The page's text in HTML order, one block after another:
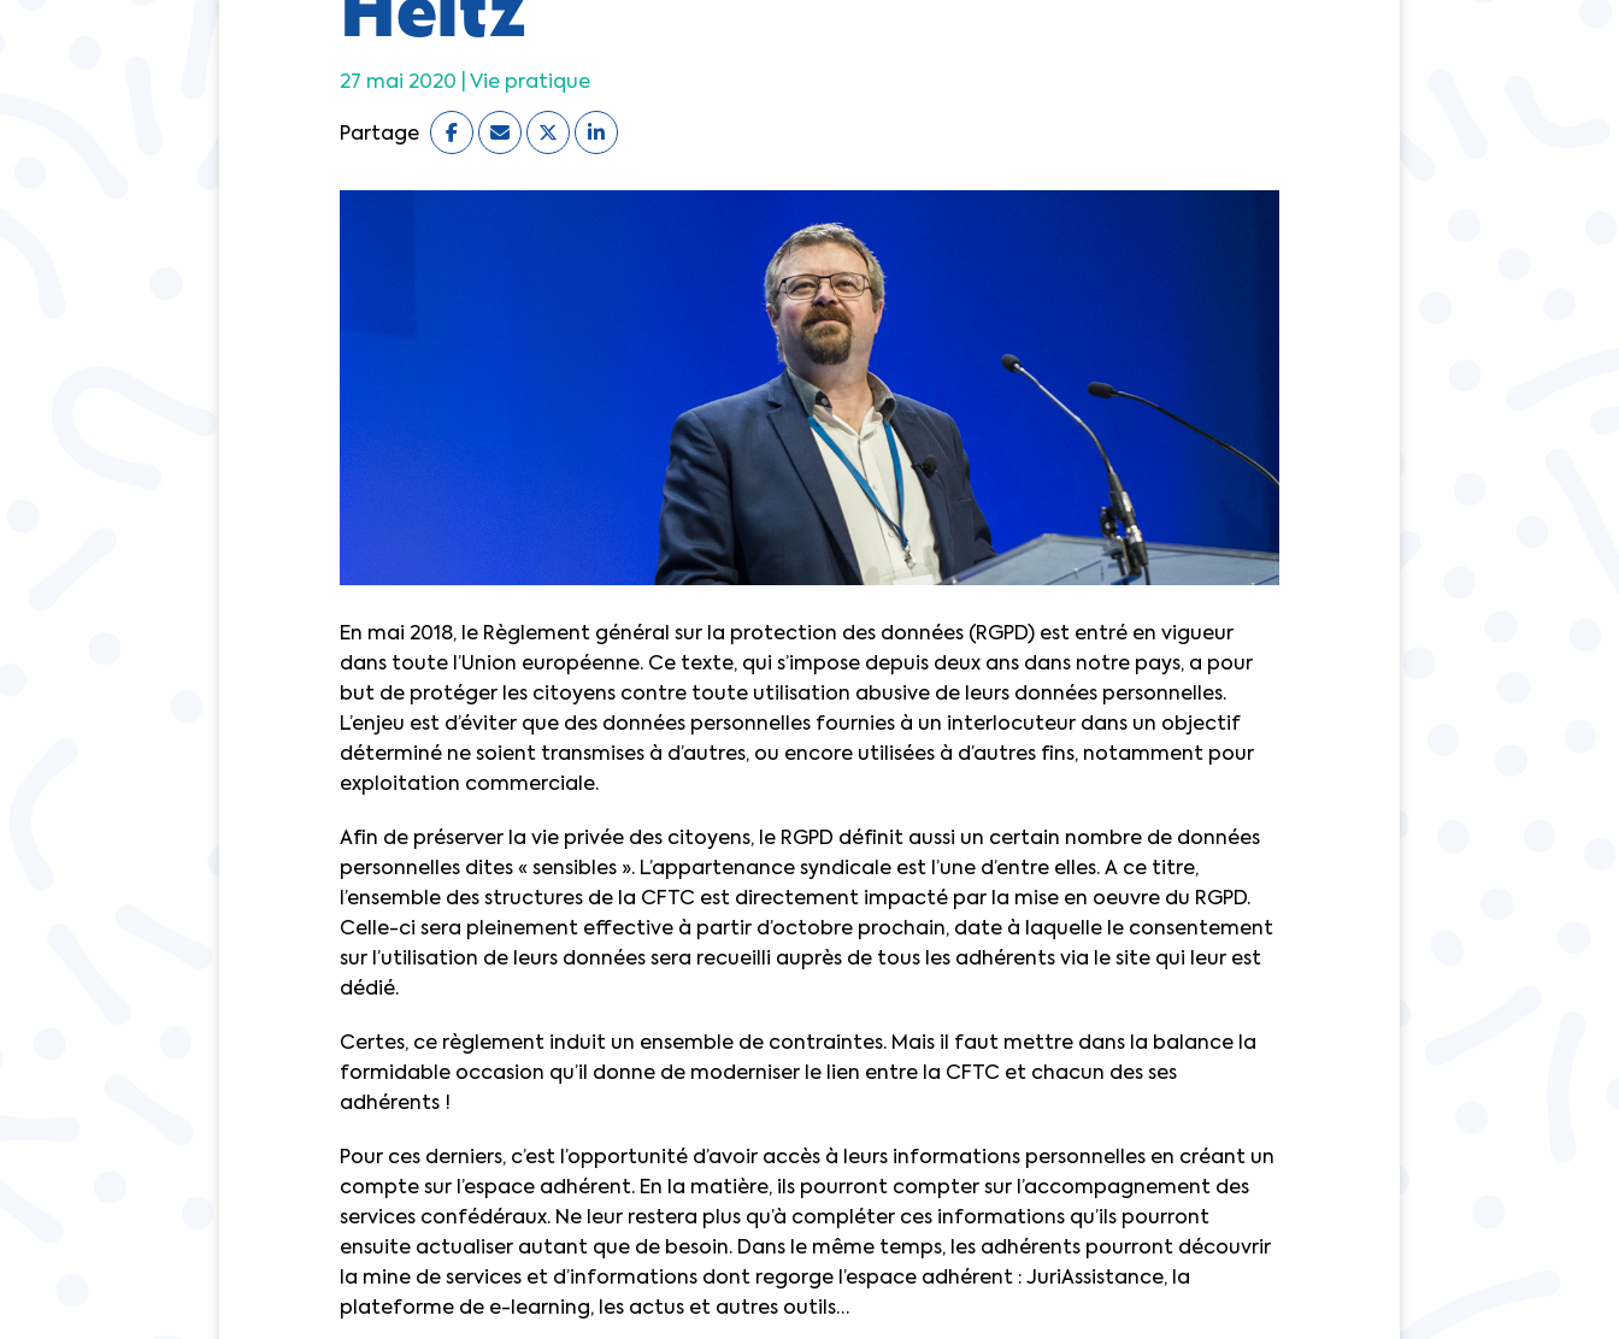
27 mai 2020 | Vie pratique
Partage
En mai 2018, le Règlement général sur la protection des données (RGPD) est entré en vigueur
dans toute l’Union européenne. Ce texte, qui s’impose depuis deux ans dans notre pays, a pour
but de protéger les citoyens contre toute utilisation abusive de leurs données personnelles.
L’enjeu est d’éviter que des données personnelles fournies à un interlocuteur dans un objectif
déterminé ne soient transmises à d’autres, ou encore utilisées à d’autres fins, notamment pour
exploitation commerciale.
Afin de préserver la vie privée des citoyens, le RGPD définit aussi un certain nombre de données
personnelles dites « sensibles ». L’appartenance syndicale est l’une d’entre elles. A ce titre,
l’ensemble des structures de la CFTC est directement impacté par la mise en oeuvre du RGPD.
Celle-ci sera pleinement effective à partir d’octobre prochain, date à laquelle le consentement
sur l’utilisation de leurs données sera recueilli auprès de tous les adhérents via le site qui leur est
dédié.
Certes, ce règlement induit un ensemble de contraintes. Mais il faut mettre dans la balance la
formidable occasion qu’il donne de moderniser le lien entre la CFTC et chacun des ses
adhérents !
Pour ces derniers, c’est l’opportunité d’avoir accès à leurs informations personnelles en créant un
compte sur l’espace adhérent. En la matière, ils pourront compter sur l’accompagnement des
services confédéraux. Ne leur restera plus qu’à compléter ces informations qu’ils pourront
ensuite actualiser autant que de besoin. Dans le même temps, les adhérents pourront découvrir
la mine de services et d’informations dont regorge l’espace adhérent : JuriAssistance, la
plateforme de e-learning, les actus et autres outils…